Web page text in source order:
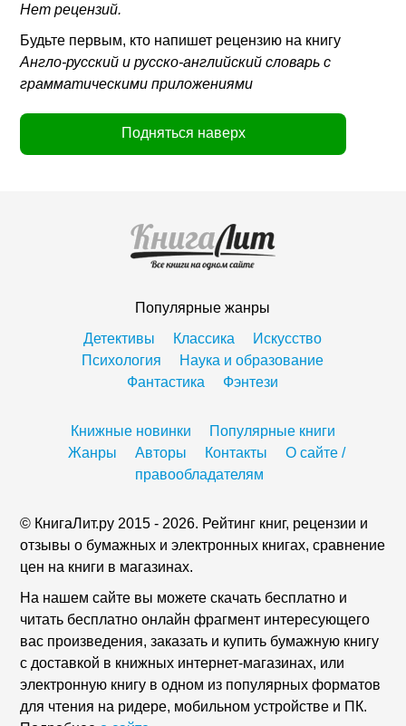
Нет рецензий.
Будьте первым, кто напишет рецензию на книгу
Англо-русский и русско-английский словарь с
грамматическими приложениями
Подняться наверх
Популярные жанры
Детективы
Классика
Искусство
Психология
Наука и образование
Фантастика
Фэнтези
Книжные новинки
Популярные книги
Жанры
Авторы Контакты
О сайте /
правообладателям
© КнигаЛит.ру 2015 - 2026. Рейтинг книг, рецензии и
отзывы о бумажных и электронных книгах, сравнение
цен на книги в магазинах.
На нашем сайте вы можете скачать бесплатно и
читать бесплатно онлайн фрагмент интересующего
вас произведения, заказать и купить бумажную книгу
с доставкой в книжных интернет-магазинах, или
электронную книгу в одном из популярных форматов
для чтения на ридере, мобильном устройстве и ПК.